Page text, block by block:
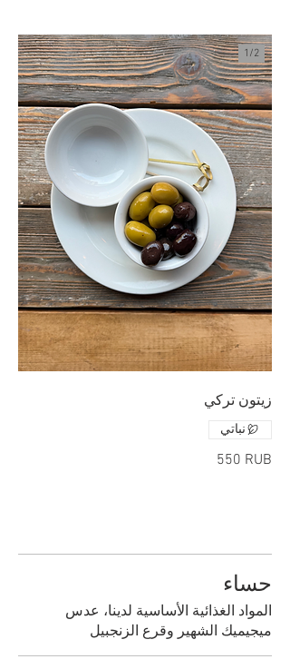
زيتون تركي
‏550 RUB
نباتي
1/2
حساء
المواد الغذائية الأساسية لدينا، عدس
ميجيميك الشهير وقرع الزنجبيل